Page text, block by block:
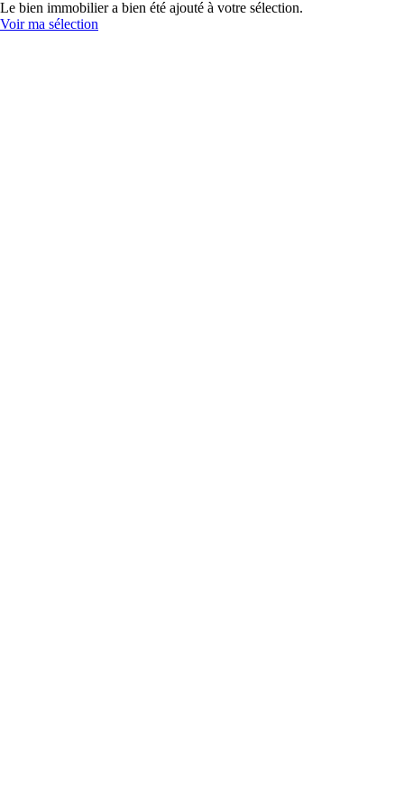
Le bien immobilier a bien été ajouté à votre sélection.
Voir ma sélection